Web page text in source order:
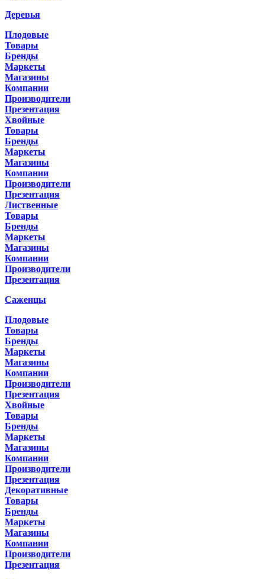
Деревья
Плодовые
Товары
Бренды
Маркеты
Магазины
Компании
Производители
Презентация
Хвойные
Товары
Бренды
Маркеты
Магазины
Компании
Производители
Презентация
Лиственные
Товары
Бренды
Маркеты
Магазины
Компании
Производители
Презентация
Саженцы
Плодовые
Товары
Бренды
Маркеты
Магазины
Компании
Производители
Презентация
Хвойные
Товары
Бренды
Маркеты
Магазины
Компании
Производители
Презентация
Декоративные
Товары
Бренды
Маркеты
Магазины
Компании
Производители
Презентация